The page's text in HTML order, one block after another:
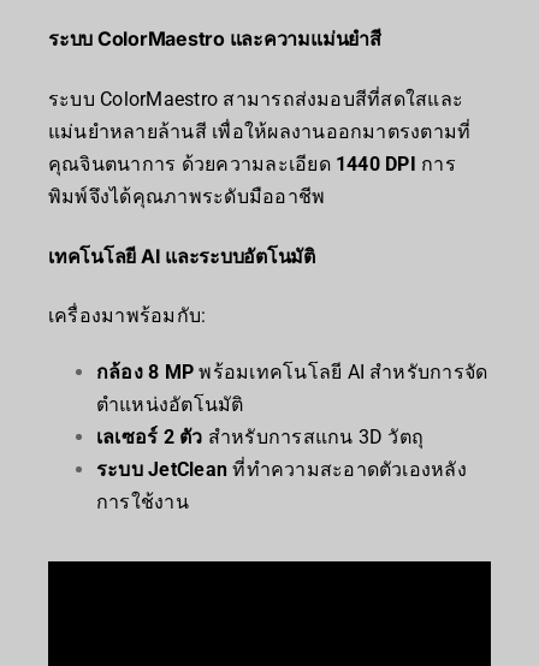
ระบบ ColorMaestro และความแม่นยำสี
ระบบ ColorMaestro สามารถส่งมอบสีที่สดใสและ
แม่นยำหลายล้านสี เพื่อให้ผลงานออกมาตรงตามที่
คุณจินตนาการ ด้วยความละเอียด 1440 DPI การ
พิมพ์จึงได้คุณภาพระดับมืออาชีพ
เทคโนโลยี AI และระบบอัตโนมัติ
เครื่องมาพร้อมกับ:
กล้อง 8 MP พร้อมเทคโนโลยี AI สำหรับการจัด
ตำแหน่งอัตโนมัติ
เลเซอร์ 2 ตัว สำหรับการสแกน 3D วัตถุ
ระบบ JetClean ที่ทำความสะอาดตัวเองหลัง
การใช้งาน